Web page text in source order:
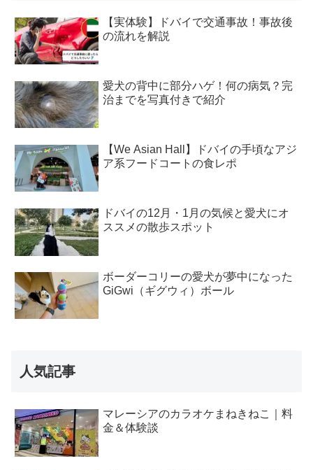
【実体験】ドバイで交通事故！事故後
の流れを解説
愛犬の背中に部分ハゲ！何の病気？完
治までを写真付きで紹介
【We Asian Hall】ドバイの手頃なアジ
ア系フードコートの食レポ
ドバイの12月・1月の気候と愛犬にオ
ススメの散歩スポット
ボーダーコリーの愛犬が夢中になった
GiGwi（ギグウィ）ボール
人気記事
マレーシアのカラオケまねきねこ｜料
金＆体験談